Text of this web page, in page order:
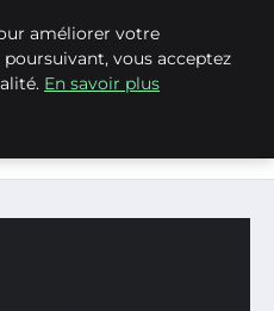
DEL SUR
COMPTENT LE PLUS
améliorer votre
vous acceptez
En savoir plus